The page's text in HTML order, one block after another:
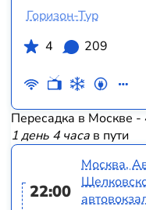
Горизон-Тур
4
209
Пересадка в Москве -
1 день 4 часав пути
22:00
Москва,